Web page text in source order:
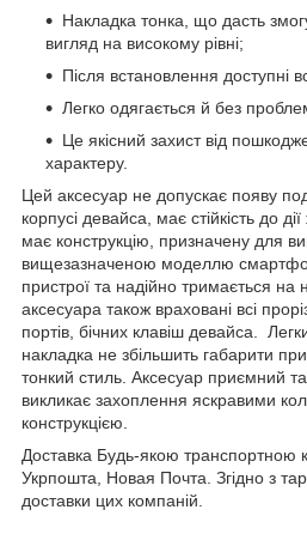
Накладка тонка, що дасть
вигляд на високому рівні;
Після встановлення доступні
Легко одягається й без
Це якісний захист від
характеру.
Цей аксесуар не допускає появу
корпусі девайса, має стійкість до
має конструкцію, призначену для
вищезазначеною моделлю
пристрої та надійно тримається на
аксесуара також враховані всі
портів, бічних клавіш девайса.
накладка не збільшить габарити
тонкий стиль. Аксесуар приємний
викликає захоплення яскравими
конструкцією.
Доставка Будь-якою транспортною
Укрпошта, Новая Почта. Згідно з
доставки цих компаній.